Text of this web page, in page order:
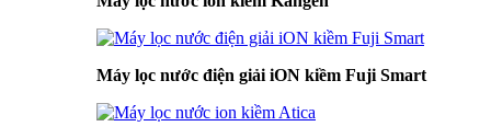
Máy lọc nước điện giải iON kiềm Fuji Smart